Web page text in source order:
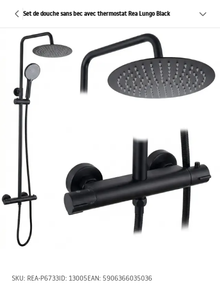
Set de douche sans bec avec thermostat Rea Lungo Black
SKU: REA-P6733ID: 13005EAN: 5906366035036